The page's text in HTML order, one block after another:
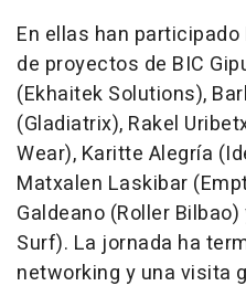
En ellas han
de proyectos de BIC
(Ekhaitek Solutions),
(Gladiatrix), Rakel
Wear), Karitte Alegría
Matxalen Laskibar
Galdeano (Roller
Surf). La jornada ha
networking y una visita